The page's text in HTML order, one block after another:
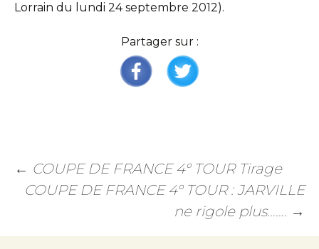
Lorrain du lundi 24 septembre 2012).
Partager sur :
← COUPE DE FRANCE 4° TOUR Tirage
COUPE DE FRANCE 4° TOUR : JARVILLE
ne rigole plus……. →